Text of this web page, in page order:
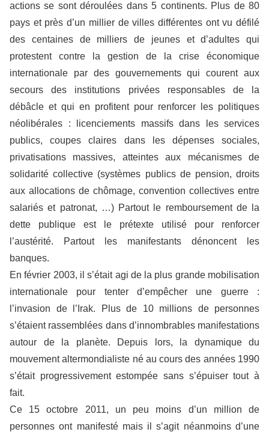
actions se sont déroulées dans 5 continents. Plus de 80
pays et près d’un millier de villes différentes ont vu défilé
des centaines de milliers de jeunes et d’adultes qui
protestent contre la gestion de la crise économique
internationale par des gouvernements qui courent aux
secours des institutions privées responsables de la
débâcle et qui en profitent pour renforcer les politiques
néolibérales : licenciements massifs dans les services
publics, coupes claires dans les dépenses sociales,
privatisations massives, atteintes aux mécanismes de
solidarité collective (systèmes publics de pension, droits
aux allocations de chômage, convention collectives entre
salariés et patronat, …) Partout le remboursement de la
dette publique est le prétexte utilisé pour renforcer
l’austérité. Partout les manifestants dénoncent les
banques.
En février 2003, il s’était agi de la plus grande mobilisation
internationale pour tenter d’empêcher une guerre :
l’invasion de l’Irak. Plus de 10 millions de personnes
s’étaient rassemblées dans d’innombrables manifestations
autour de la planète. Depuis lors, la dynamique du
mouvement altermondialiste né au cours des années 1990
s’était progressivement estompée sans s’épuiser tout à
fait.
Ce 15 octobre 2011, un peu moins d’un million de
personnes ont manifesté mais il s’agit néanmoins d’une